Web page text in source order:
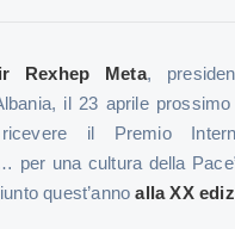
Rexhep Meta,
il 23 aprile prossimo
il Premio
per una cultura della
quest’annoalla XX